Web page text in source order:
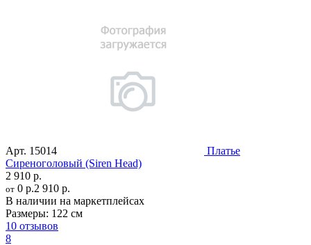
Арт. 15014
Платье
Сиреноголовый (Siren Head)
2 910 р.
от 0 р.2 910 р.
В наличии на маркетплейсах
Размеры: 122 см
10 отзывов
8